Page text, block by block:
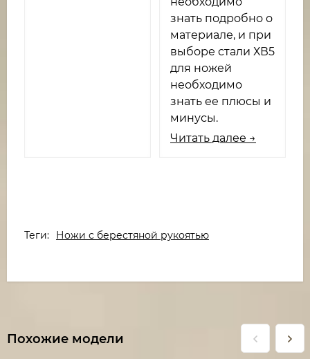
знать подробно о
материале, и при
выборе стали ХВ5
для ножей
необходимо
знать ее плюсы и
минусы.
Читать далее →
Теги: Ножи с берестяной рукоятью
Похожие модели